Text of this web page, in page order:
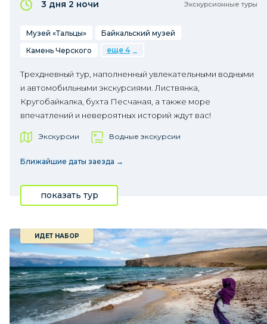
Экскурсионные туры
3 дня 2 ночи
Музей «Тальцы»
Байкальский музей
Камень Черского
еще 4
Трехдневный тур, наполненный увлекательными водными
и автомобильными экскурсиями. Листвянка,
Кругобайкалка, бухта Песчаная, а также море
впечатлений и невероятных историй ждут вас!
Экскурсии Водные экскурсии
Ближайшие даты заезда →
показать тур
ИДЕТ НАБОР